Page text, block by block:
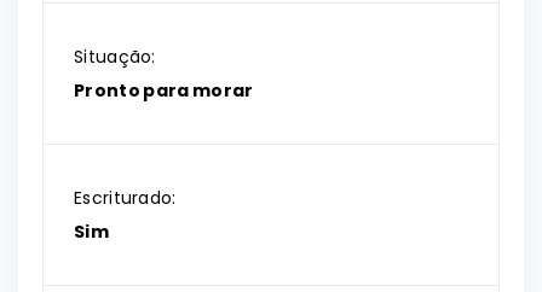
Situação:
Pronto para morar
Escriturado:
Sim